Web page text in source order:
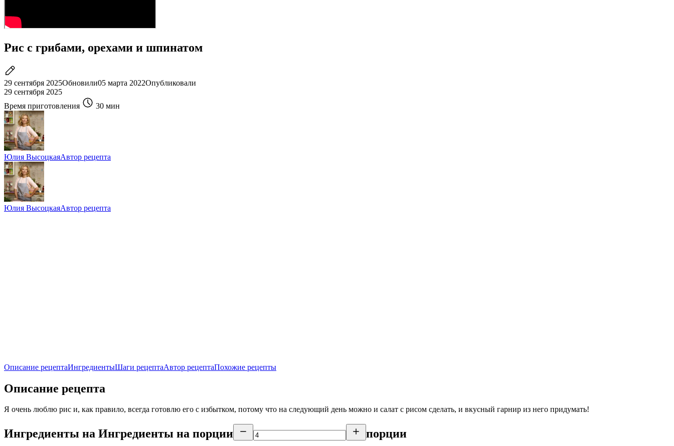
Рис с грибами, орехами и шпинатом
29 сентября 2025Обновили05 марта 2022Опубликовали
29 сентября 2025
Время приготовления
30 мин
Юлия ВысоцкаяАвтор рецепта
Юлия ВысоцкаяАвтор рецепта
Описание рецептаИнгредиентыШаги рецептаАвтор рецептаПохожие рецепты
Описание рецепта
Я очень люблю рис и, как правило, всегда готовлю его с избытком, потому что на следующий день можно и салат с рисом сделать, и вкусный гарнир из него придумать!
Ингредиенты на Ингредиенты на порции порции